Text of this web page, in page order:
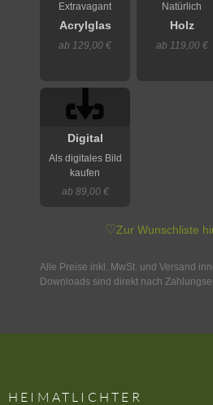
Extravagant
Acrylglas
ab 129,00 €
Natürlich
Holz
ab 119,00 €
Digital
Als digitales Bild
kaufen
ab 89,00 €
♡Zur Wunschliste
Alle Preise inkl. MwSt. und Versand
Downloads sind direkt nach
HEIMATLICHTER